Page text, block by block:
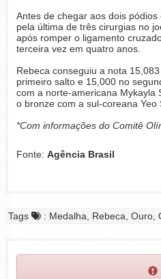
Antes de chegar aos dois
pela última de três cirurgias no
após romper o ligamento
terceira vez em quatro anos.
Rebeca conseguiu a nota
primeiro salto e 15,000 no
com a norte-americana Mykayla
o bronze com a sul-coreana Yeo
*Com informações do Comitê
Fonte: Agência Brasil
Tags : Medalha, Rebeca, Ouro,